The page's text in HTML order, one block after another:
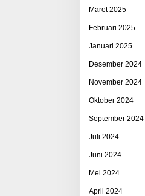
Maret 2025
Februari 2025
Januari 2025
Desember 2024
November 2024
Oktober 2024
September 2024
Juli 2024
Juni 2024
Mei 2024
April 2024